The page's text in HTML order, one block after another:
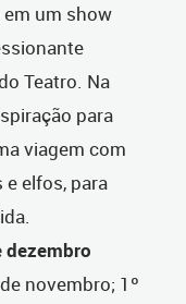
um show
Teatro. Na
para
viagem com
elfos, para
dezembro
novembro; 1º